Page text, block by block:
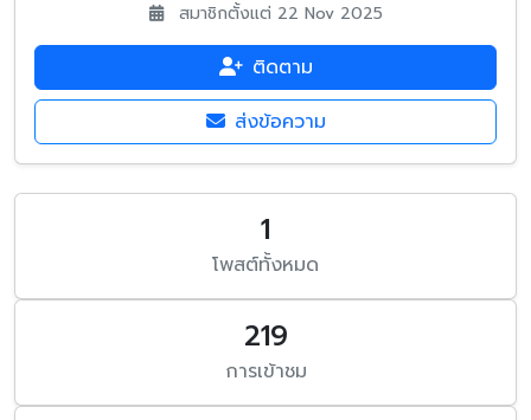
สมาชิกตั้งแต่ 22 Nov 2025
ติดตาม
ส่งข้อความ
1
โพสต์ทั้งหมด
219
การเข้าชม